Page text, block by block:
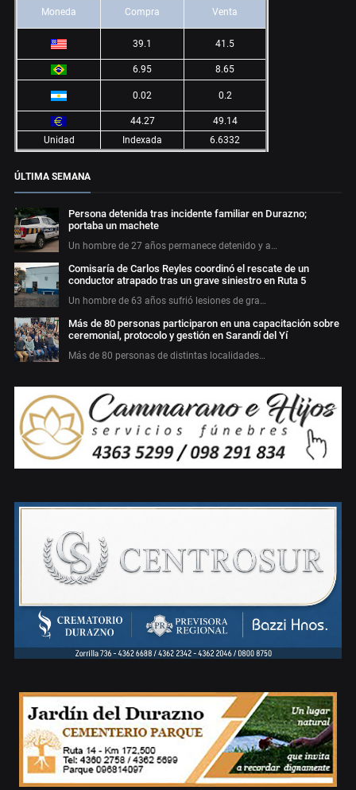
Moneda Compra Venta
39.1 41.5
6.95 8.65
0.02 0.2
44.27
49.14
Unidad
Indexada 6.6332
ÚLTIMA SEMANA
Persona detenida tras incidente familiar en Durazno;
portaba un machete
Un hombre de 27 años permanece detenido y a…
Comisaría de Carlos Reyles coordinó el rescate de un
conductor atrapado tras un grave siniestro en Ruta 5
Un hombre de 63 años sufrió lesiones de gra…
Más de 80 personas participaron en una capacitación sobre
ceremonial, protocolo y gestión en Sarandí del Yí
Más de 80 personas de distintas localidades…